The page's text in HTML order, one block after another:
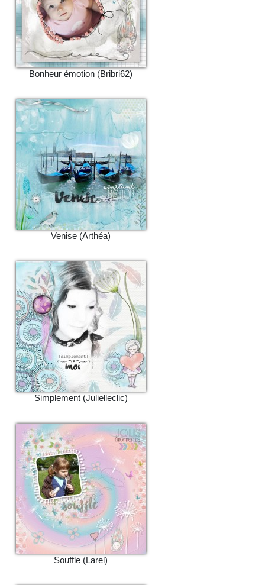
Bonheur émotion (Bribri62)
Venise (Arthéa)
Simplement (Julielleclic)
Souffle (Larel)